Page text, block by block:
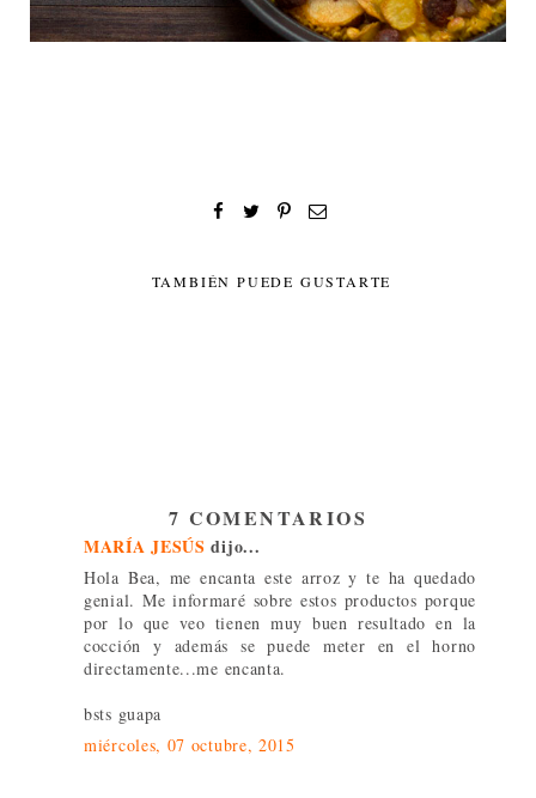
TAMBIÉN PUEDE GUSTARTE
7 COMENTARIOS
MARÍA JESÚS dijo...
Hola Bea, me encanta este arroz y te ha quedado
genial. Me informaré sobre estos productos porque
por lo que veo tienen muy buen resultado en la
cocción y además se puede meter en el horno
directamente...me encanta.
bsts guapa
miércoles, 07 octubre, 2015